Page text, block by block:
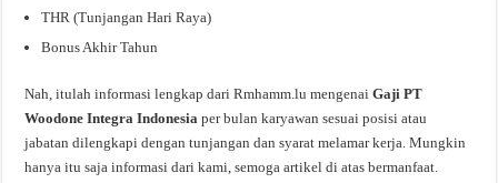
THR (Tunjangan Hari Raya)
Bonus Akhir Tahun
Nah, itulah informasi lengkap dari Rmhamm.lu mengenaiGaji PT
Woodone Integra Indonesiaper bulan karyawan sesuai posisi atau
jabatan dilengkapi dengan tunjangan dan syarat melamar kerja. Mungkin
hanya itu saja informasi dari kami, semoga artikel di atas bermanfaat.